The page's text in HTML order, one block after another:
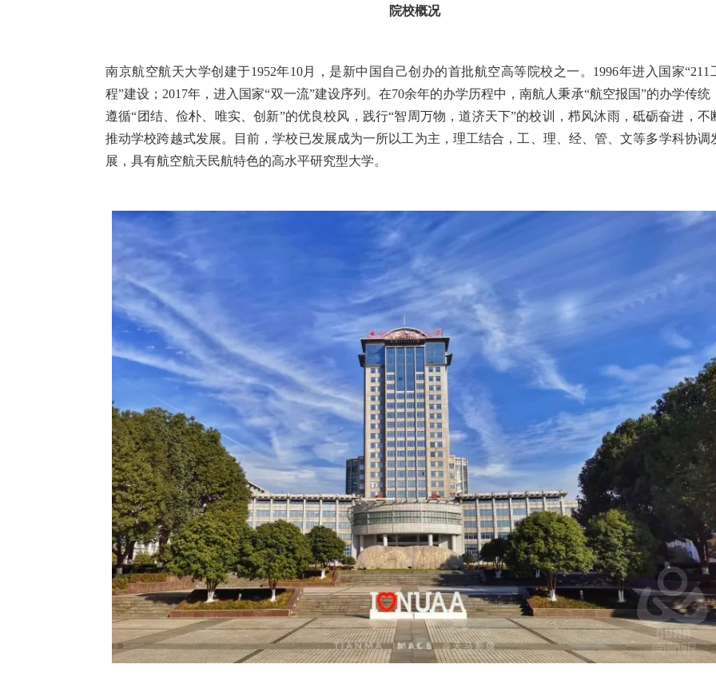
院校概况
南京航空航天大学创建于1952年10月，是新中国自己创办的首批航空高等院校之一。1996年进入国家“211
程”建设；2017年，进入国家“双一流”建设序列。在70余年的办学历程中，南航人秉承“航空报国”的办学传统
遵循“团结、俭朴、唯实、创新”的优良校风，践行“智周万物，道济天下”的校训，栉风沐雨，砥砺奋进，不
推动学校跨越式发展。目前，学校已发展成为一所以工为主，理工结合，工、理、经、管、文等多学科协调
展，具有航空航天民航特色的高水平研究型大学。